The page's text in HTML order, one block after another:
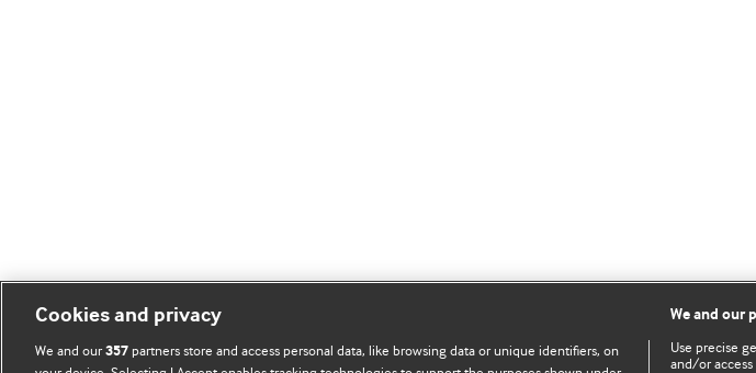
Cookies and privacy
We and our357 partners store and access personal data, like browsing data or unique identifiers, on
We and our
Use precise
and/or